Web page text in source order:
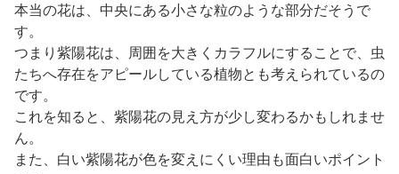
本当の花は、中央にある小さな粒のような部分だそうで
す。
つまり紫陽花は、周囲を大きくカラフルにすることで、虫
たちへ存在をアピールしている植物とも考えられているの
です。
これを知ると、紫陽花の見え方が少し変わるかもしれませ
ん。
また、白い紫陽花が色を変えにくい理由も面白いポイント